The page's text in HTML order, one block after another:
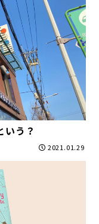
いう？
2021.01.29